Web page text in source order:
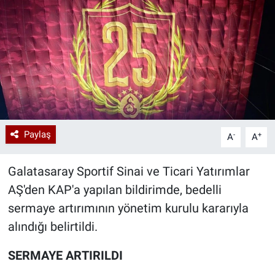
Paylaş A- A+
Galatasaray Sportif Sinai ve Ticari Yatırımlar
AŞ'den KAP'a yapılan bildirimde, bedelli
sermaye artırımının yönetim kurulu kararıyla
alındığı belirtildi.
SERMAYE ARTIRILDI
Kadın
Erişim Bilgileri
Sağlık
Teknoloji